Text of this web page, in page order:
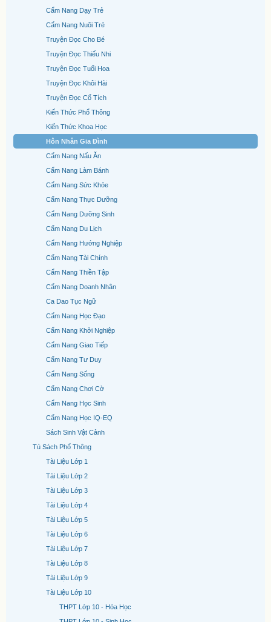
Cẩm Nang Dạy Trẻ
Cẩm Nang Nuôi Trẻ
Truyện Đọc Cho Bé
Truyện Đọc Thiếu Nhi
Truyện Đọc Tuổi Hoa
Truyện Đọc Khôi Hài
Truyện Đọc Cổ Tích
Kiến Thức Phổ Thông
Kiến Thức Khoa Học
Hôn Nhân Gia Đình
Cẩm Nang Nấu Ăn
Cẩm Nang Làm Bánh
Cẩm Nang Sức Khỏe
Cẩm Nang Thực Dưỡng
Cẩm Nang Dưỡng Sinh
Cẩm Nang Du Lịch
Cẩm Nang Hướng Nghiệp
Cẩm Nang Tài Chính
Cẩm Nang Thiền Tập
Cẩm Nang Doanh Nhân
Ca Dao Tục Ngữ
Cẩm Nang Học Đạo
Cẩm Nang Khởi Nghiệp
Cẩm Nang Giao Tiếp
Cẩm Nang Tư Duy
Cẩm Nang Sống
Cẩm Nang Chơi Cờ
Cẩm Nang Học Sinh
Cẩm Nang Học IQ-EQ
Sách Sinh Vật Cảnh
Tủ Sách Phổ Thông
Tài Liệu Lớp 1
Tài Liệu Lớp 2
Tài Liệu Lớp 3
Tài Liệu Lớp 4
Tài Liệu Lớp 5
Tài Liệu Lớp 6
Tài Liệu Lớp 7
Tài Liệu Lớp 8
Tài Liệu Lớp 9
Tài Liệu Lớp 10
THPT Lớp 10 - Hóa Học